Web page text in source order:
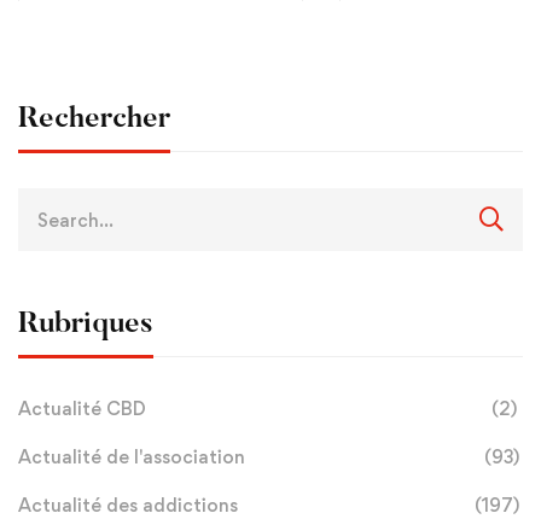
Rechercher
Rubriques
Actualité CBD (2)
Actualité de l'association (93)
Actualité des addictions (197)